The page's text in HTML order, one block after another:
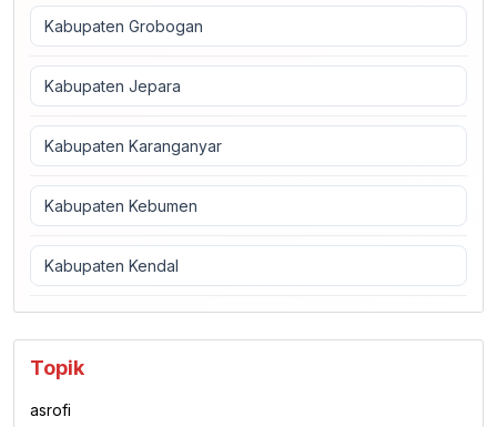
Kabupaten Grobogan
Kabupaten Jepara
Kabupaten Karanganyar
Kabupaten Kebumen
Kabupaten Kendal
Topik
asrofi